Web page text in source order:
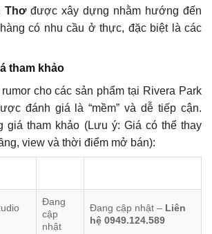
Thơđược xây dựng nhằm hướng đến
có nhu cầu ở thực, đặc biệt là các
tham khảo
cho các sản phẩm tại Rivera Park
đánh giá là “mềm” và dễ tiếp cận.
giá tham khảo (Lưu ý: Giá có thể thay
view và thời điểm mở bán):
Đang
cập
nhật
Đang cập nhật – Liên
hệ 0949.124.589